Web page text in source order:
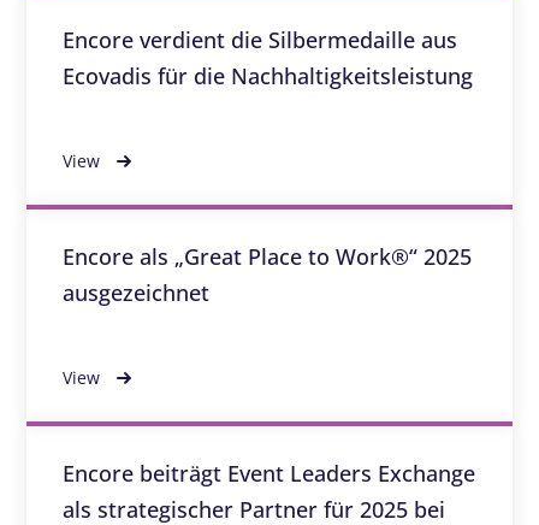
Encore verdient die Silbermedaille aus
Ecovadis für die Nachhaltigkeitsleistung
View
Encore als „Great Place to Work®“ 2025
ausgezeichnet
View
Encore beiträgt Event Leaders Exchange
als strategischer Partner für 2025 bei